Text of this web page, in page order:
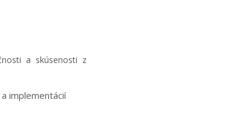
a skúsenosti z
implementácií